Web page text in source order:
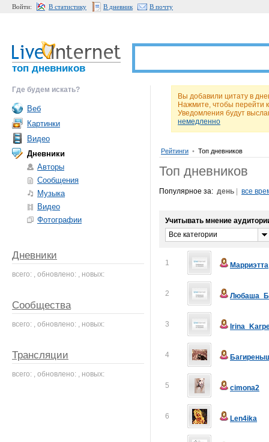
Войти: В статистику В дневник В почту
топ дневников
Вы добавили цитату в
Нажмите, чтобы перейти
Уведомления будут
немедленно
Рейтинги • Топ дневников
Топ дневников
Популярное за: день все
Учитывать мнение
Все категории
1 Марриэтта
2
3
4
5 cimona2
6 Len4ika
Где будем искать?
Веб
Картинки
Видео
Дневники
Авторы
Сообщения
Музыка
Видео
Фотографии
Дневники
всего: , обновлено: , новых:
Сообщества
всего: , обновлено: , новых:
Трансляции
всего: , обновлено: , новых: